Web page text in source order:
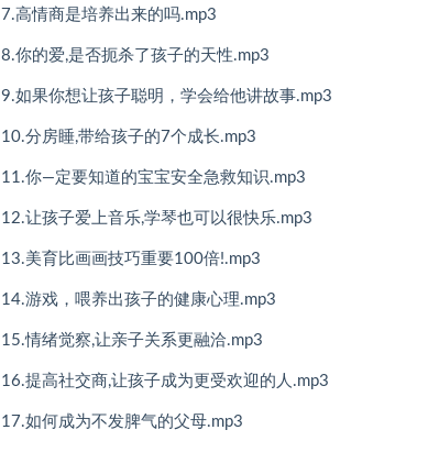
7.高情商是培养出来的吗.mp3
8.你的爱,是否扼杀了孩子的天性.mp3
9.如果你想让孩子聪明，学会给他讲故事.mp3
10.分房睡,带给孩子的7个成长.mp3
11.你—定要知道的宝宝安全急救知识.mp3
12.让孩子爱上音乐,学琴也可以很快乐.mp3
13.美育比画画技巧重要100倍!.mp3
14.游戏，喂养出孩子的健康心理.mp3
15.情绪觉察,让亲子关系更融洽.mp3
16.提高社交商,让孩子成为更受欢迎的人.mp3
17.如何成为不发脾气的父母.mp3